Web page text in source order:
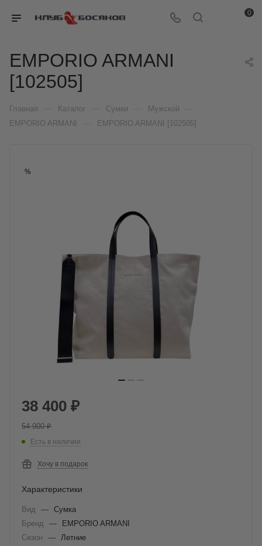
0
EMPORIO ARMANI
[102505]
Главная Каталог Сумки Мужской
EMPORIO ARMANI EMPORIO ARMANI [102505]
%
38 400 ₽
54 900₽
Есть в наличии
Хочу в подарок
Характеристики
Вид — Сумка
Бренд
—
EMPORIO ARMANI
Сезон
—
Летние